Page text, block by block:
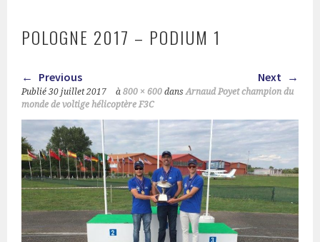
POLOGNE 2017 – PODIUM 1
Previous Next
Publié30 juillet 2017 à800 × 600 dansArnaud Poyet champion du
monde de voltige hélicoptère F3C